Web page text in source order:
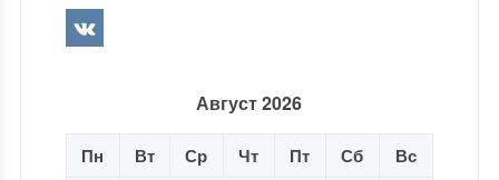
Август 2026
Пн Вт Ср Чт Пт Сб Вс